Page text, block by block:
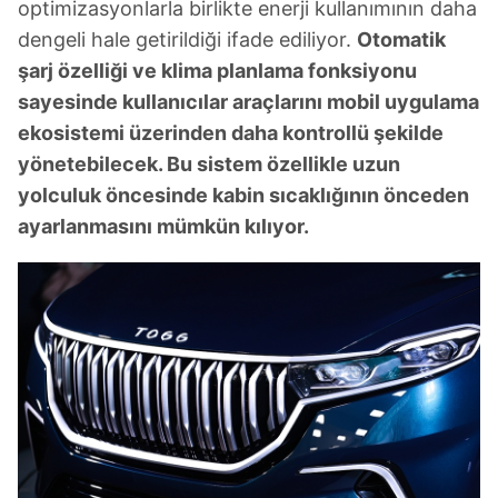
optimizasyonlarla birlikte enerji kullanımının daha
dengeli hale getirildiği ifade ediliyor. Otomatik
şarj özelliği ve klima planlama fonksiyonu
sayesinde kullanıcılar araçlarını mobil uygulama
ekosistemi üzerinden daha kontrollü şekilde
yönetebilecek. Bu sistem özellikle uzun
yolculuk öncesinde kabin sıcaklığının önceden
ayarlanmasını mümkün kılıyor.